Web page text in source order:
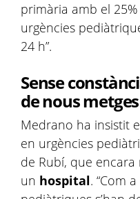
primària amb el
urgències
24 h”.
Sense
de nous
Medrano ha insistit
en urgències
de Rubí, que
un hospital. “Com